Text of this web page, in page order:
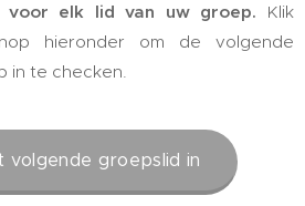
voor elk lid van uw groep. Klik
hieronder om de volgende
in te checken.
volgende groepslid in